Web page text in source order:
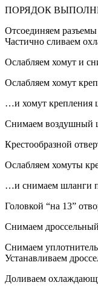
ПОРЯДОК
Отсоединяем разъемы
Частично сливаем
Ослабляем хомут и
Ослабляем хомут
…и хомут крепления
Снимаем воздушный
Крестообразной
Ослабляем хомуты
…и снимаем шланги
Головкой “на 13”
Снимаем дроссельный
Снимаем
Устанавливаем
Доливаем